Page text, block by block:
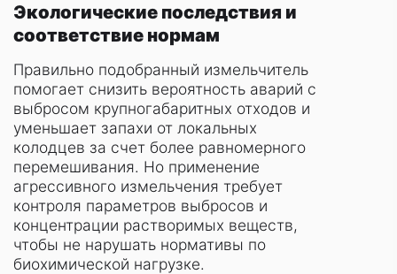
Экологические последствия и
соответствие нормам
Правильно подобранный измельчитель
помогает снизить вероятность аварий с
выбросом крупногабаритных отходов и
уменьшает запахи от локальных
колодцев за счет более равномерного
перемешивания. Но применение
агрессивного измельчения требует
контроля параметров выбросов и
концентрации растворимых веществ,
чтобы не нарушать нормативы по
биохимической нагрузке.